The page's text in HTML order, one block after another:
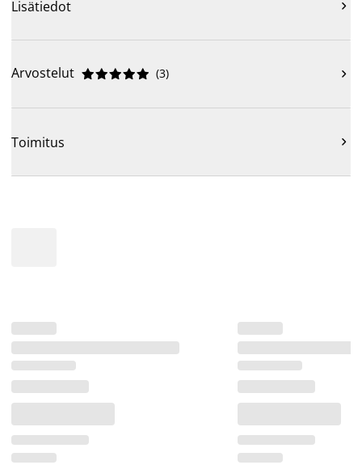
Lisätiedot 
Arvostelut 




 (3) 
Toimitus 